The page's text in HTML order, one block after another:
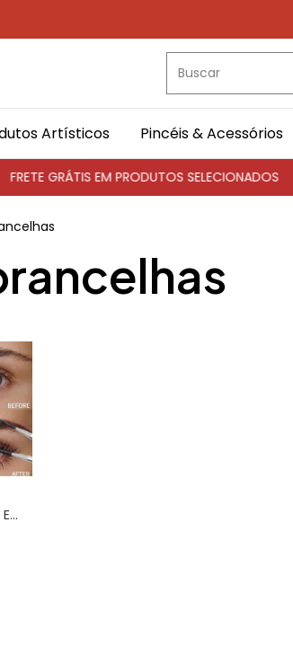
Artísticos Pincéis & Acessórios
FRETE GRÁTIS EM PRODUTOS SELECIONADOS